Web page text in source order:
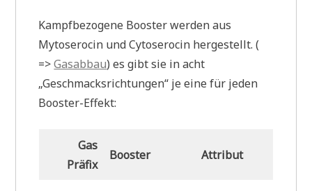
Kampfbezogene Booster werden aus
Mytoserocin und Cytoserocin hergestellt. (
=>Gasabbau) es gibt sie in acht
„Geschmacksrichtungen“ je eine für jeden
Booster-Effekt:
Gas
Präfix
Booster Attribut